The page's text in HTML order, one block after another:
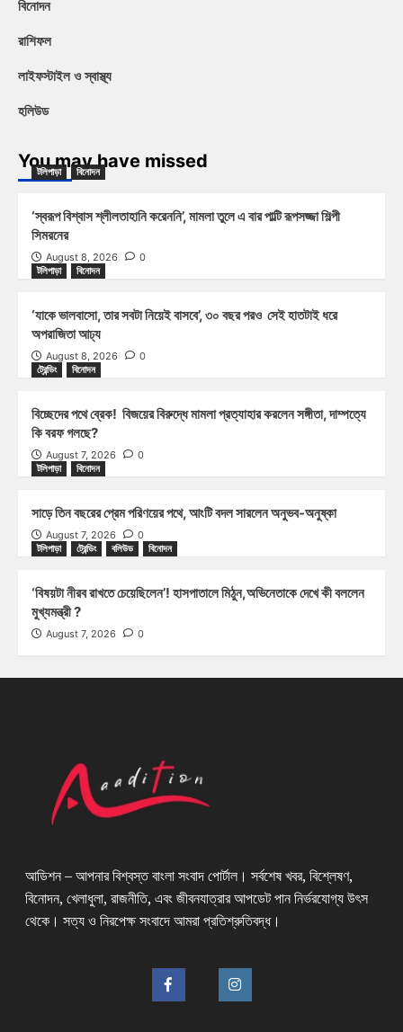
বিনোদন
রাশিফল
লাইফস্টাইল ও স্বাস্থ্য
হলিউড
You may have missed
টলিপাড়া বিনোদন
‘স্বরূপ বিশ্বাস শ্লীলতাহানি করেননি’, মামলা তুলে এ বার পাল্টি রূপসজ্জা শিল্পী
সিমরনের
August 8, 2026
0
টলিপাড়া
বিনোদন
‘যাকে ভালবাসো, তার সবটা নিয়েই বাসবে’, ৩০ বছর পরও সেই হাতটাই ধরে
অপরাজিতা আঢ্য
August 8, 2026
0
ট্রেন্ডিং
বিনোদন
বিচ্ছেদের পথে ব্রেক! বিজয়ের বিরুদ্ধে মামলা প্রত্যাহার করলেন সঙ্গীতা, দাম্পত্যে
কি বরফ গলছে?
August 7, 2026
0
টলিপাড়া
বিনোদন
সাড়ে তিন বছরের প্রেম পরিণয়ের পথে, আংটি বদল সারলেন অনুভব-অনুষ্কা
August 7, 2026
0
টলিপাড়া
ট্রেন্ডিং বলিউড বিনোদন
‘বিষয়টা নীরব রাখতে চেয়েছিলেন’! হাসপাতালে মিঠুন,অভিনেতাকে দেখে কী বললেন
মুখ্যমন্ত্রী ?
August 7, 2026 0
আডিশন – আপনার বিশ্বস্ত বাংলা সংবাদ পোর্টাল। সর্বশেষ খবর, বিশ্লেষণ,
বিনোদন, খেলাধুলা, রাজনীতি, এবং জীবনযাত্রার আপডেট পান নির্ভরযোগ্য উৎস
থেকে। সত্য ও নিরপেক্ষ সংবাদে আমরা প্রতিশ্রুতিবদ্ধ।